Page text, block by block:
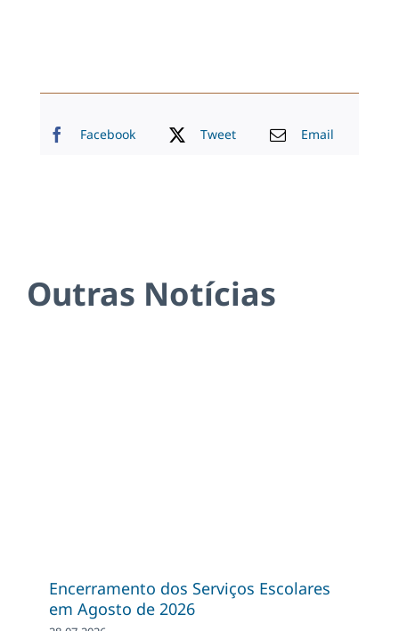
Facebook Tweet Email
Outras Notícias
Encerramento dos Serviços Escolares
em Agosto de 2026